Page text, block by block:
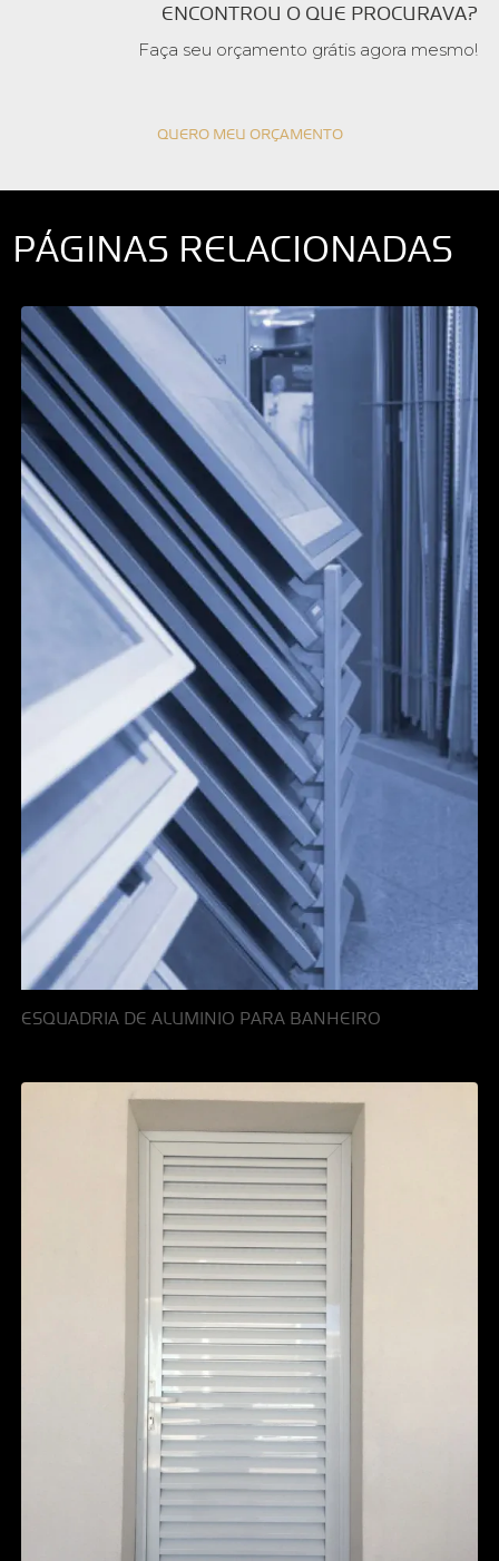
ENCONTROU O QUE PROCURAVA?
Faça seu orçamento grátis agora mesmo!
QUERO MEU ORÇAMENTO
PÁGINAS RELACIONADAS
ESQUADRIA DE ALUMINIO PARA BANHEIRO